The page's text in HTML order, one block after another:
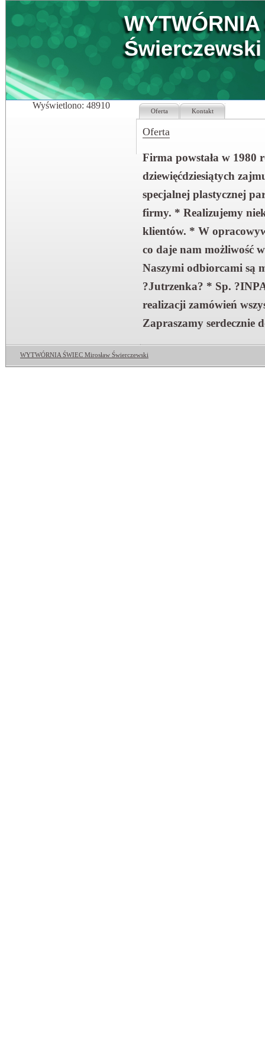
Świerczewski
Wyświetlono: 48910
Oferta Kontakt
Oferta
Firma powstała w
dziewięćdziesiątych
specjalnej plastycznej
firmy. * Realizujemy
klientów. * W
co daje nam możliwość
Naszymi odbiorcami są
?Jutrzenka? * Sp.
realizacji zamówień
Zapraszamy serdecznie
WYTWÓRNIA ŚWIEC Mirosław Świerczewski